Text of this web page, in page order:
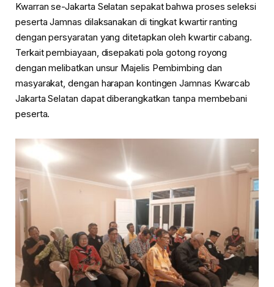
Kwarran se-Jakarta Selatan sepakat bahwa proses seleksi
peserta Jamnas dilaksanakan di tingkat kwartir ranting
dengan persyaratan yang ditetapkan oleh kwartir cabang.
Terkait pembiayaan, disepakati pola gotong royong
dengan melibatkan unsur Majelis Pembimbing dan
masyarakat, dengan harapan kontingen Jamnas Kwarcab
Jakarta Selatan dapat diberangkatkan tanpa membebani
peserta.